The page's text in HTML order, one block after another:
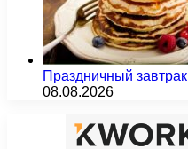
Праздничный завтрак
08.08.2026